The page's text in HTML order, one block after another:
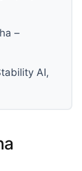
–
AI,